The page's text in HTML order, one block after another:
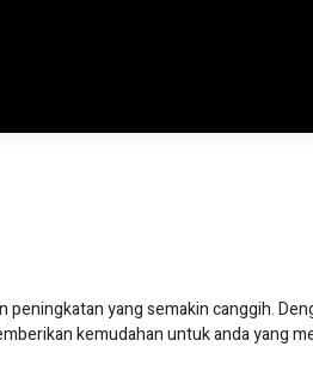
peningkatan yang semakin canggih.
kemudahan untuk anda yang